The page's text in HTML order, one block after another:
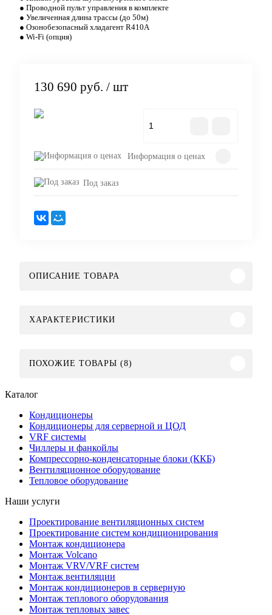
● Проводной пульт управления в комплекте
● Увеличенная длина трассы (до 50м)
● Озонобезопасный хладагент R410A
● Wi-Fi (опция)
130 690 руб. / шт
Информация о ценах
Под заказ
ОПИСАНИЕ ТОВАРА
ХАРАКТЕРИСТИКИ
ПОХОЖИЕ ТОВАРЫ (8)
Каталог
Кондиционеры
Кондиционеры для серверной и ЦОД
VRF системы
Чиллеры и фанкойлы
Компрессорно-конденсаторные блоки (ККБ)
Вентиляционное оборудование
Тепловое оборудование
Наши услуги
Проектирование вентиляционных систем
Проектирование систем кондиционирования
Монтаж кондиционера
Монтаж Volcano
Монтаж VRV/VRF систем
Монтаж вентиляции
Монтаж кондиционеров в серверную
Монтаж теплового оборудования
Монтаж тепловых завес